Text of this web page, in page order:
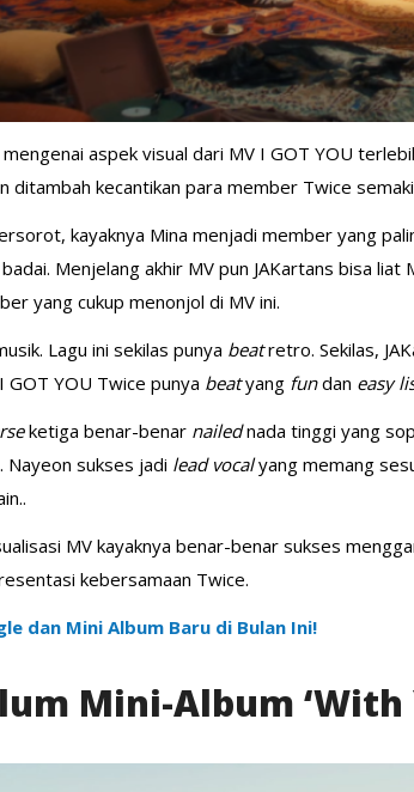
aspek visual dari MV I GOT YOU
ditambah kecantikan para member Twice
kayaknya Mina menjadi member yang
Menjelang akhir MV pun JAKartans bisa liat
yang cukup menonjol di MV ini.
Lagu ini sekilas punya beatretro. Sekilas,
GOT YOU Twice punya beatyang fundan easy
ketiga benar-benar nailednada tinggi yang
Nayeon sukses jadi lead vocalyang memang
MV kayaknya benar-benar sukses
kebersamaan Twice.
dan Mini Album Baru di Bulan Ini!
Mini-Album ‘With